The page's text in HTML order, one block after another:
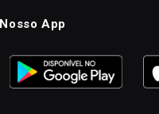
Nosso App